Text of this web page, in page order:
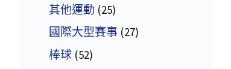
其他運動 (25)
國際大型賽事 (27)
棒球 (52)